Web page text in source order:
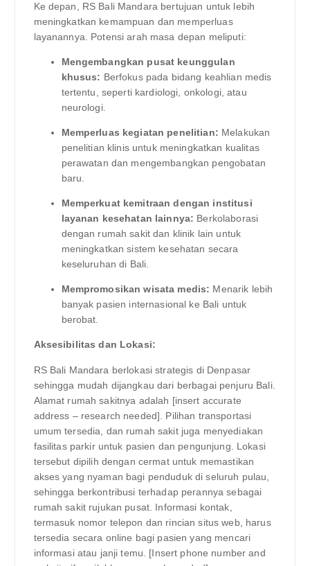
Ke depan, RS Bali Mandara bertujuan untuk lebih
meningkatkan kemampuan dan memperluas
layanannya. Potensi arah masa depan meliputi:
Mengembangkan pusat keunggulan
khusus: Berfokus pada bidang keahlian medis
tertentu, seperti kardiologi, onkologi, atau
neurologi.
Memperluas kegiatan penelitian: Melakukan
penelitian klinis untuk meningkatkan kualitas
perawatan dan mengembangkan pengobatan
baru.
Memperkuat kemitraan dengan institusi
layanan kesehatan lainnya: Berkolaborasi
dengan rumah sakit dan klinik lain untuk
meningkatkan sistem kesehatan secara
keseluruhan di Bali.
Mempromosikan wisata medis: Menarik lebih
banyak pasien internasional ke Bali untuk
berobat.
Aksesibilitas dan Lokasi:
RS Bali Mandara berlokasi strategis di Denpasar
sehingga mudah dijangkau dari berbagai penjuru Bali.
Alamat rumah sakitnya adalah [insert accurate
address – research needed]. Pilihan transportasi
umum tersedia, dan rumah sakit juga menyediakan
fasilitas parkir untuk pasien dan pengunjung. Lokasi
tersebut dipilih dengan cermat untuk memastikan
akses yang nyaman bagi penduduk di seluruh pulau,
sehingga berkontribusi terhadap perannya sebagai
rumah sakit rujukan pusat. Informasi kontak,
termasuk nomor telepon dan rincian situs web, harus
tersedia secara online bagi pasien yang mencari
informasi atau janji temu. [Insert phone number and